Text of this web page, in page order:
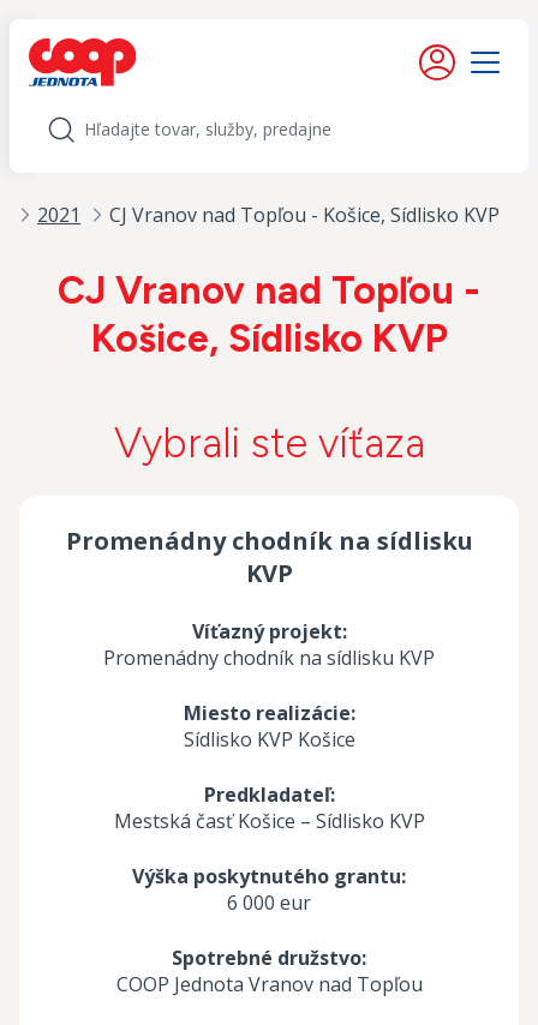
Moje konto
Menu
Hľadať
2021 CJ Vranov nad Topľou - Košice, Sídlisko KVP
CJ Vranov nad Topľou -
Košice, Sídlisko KVP
Vybrali ste víťaza
Promenádny chodník na sídlisku
KVP
Víťazný projekt:
Promenádny chodník na sídlisku KVP
Miesto realizácie:
Sídlisko KVP Košice
Predkladateľ:
Mestská časť Košice – Sídlisko KVP
Výška poskytnutého grantu:
6 000 eur
Spotrebné družstvo:
COOP Jednota Vranov nad Topľou